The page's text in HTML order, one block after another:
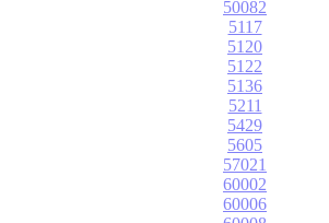
50082
5117
5120
5122
5136
5211
5429
5605
57021
60002
60006